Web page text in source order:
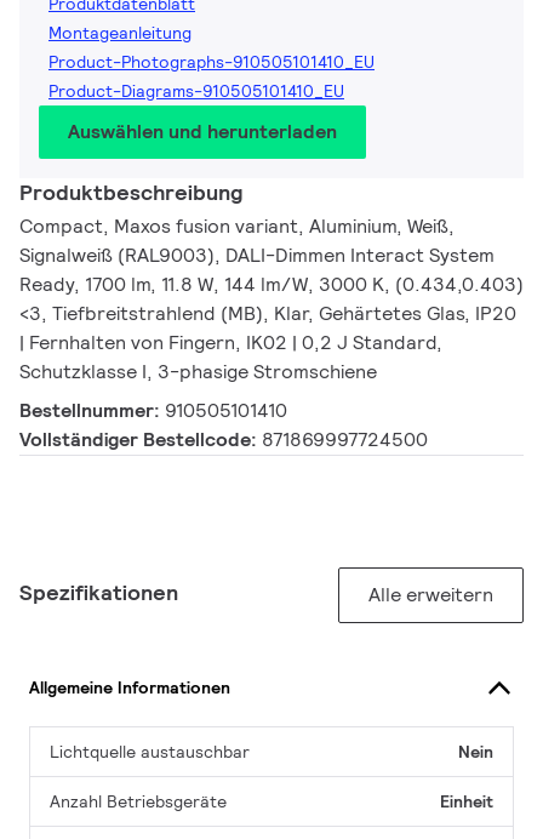
Montageanleitung
Product-Photographs-910505101410_EU
Product-Diagrams-910505101410_EU
Auswählen und herunterladen
Produktbeschreibung
Compact, Maxos fusion variant, Aluminium, Weiß,
Signalweiß (RAL9003), DALI-Dimmen Interact System
Ready, 1700 lm, 11.8 W, 144 lm/W, 3000 K, (0.434,0.403)
<3, Tiefbreitstrahlend (MB), Klar, Gehärtetes Glas, IP20
| Fernhalten von Fingern, IK02 | 0,2 J Standard,
Schutzklasse I, 3-phasige Stromschiene
Bestellnummer: 910505101410
Vollständiger Bestellcode: 871869997724500
Spezifikationen Alle erweitern
Allgemeine Informationen
Lichtquelle austauschbar Nein
Anzahl Betriebsgeräte Einheit